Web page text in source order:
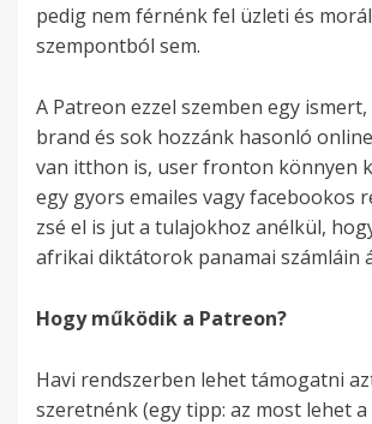
pedig nem férnénk fel üzleti és
szempontból sem.
A Patreon ezzel szemben egy
brand és sok hozzánk hasonló
van itthon is, user fronton könnyen
egy gyors emailes vagy facebookos
zsé el is jut a tulajokhoz anélkül,
afrikai diktátorok panamai számláin
Hogy működik a Patreon?
Havi rendszerben lehet támogatni
szeretnénk (egy tipp: az most lehet